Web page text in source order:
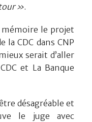
».
mémoire le projet
la CDC dans CNP
serait d’aller
et La Banque
désagréable et
le juge avec